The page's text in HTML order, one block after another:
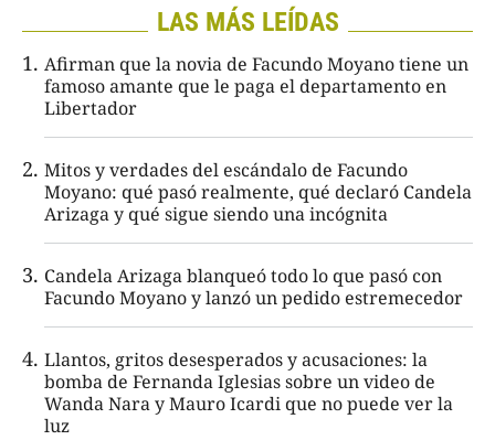
LAS MÁS LEÍDAS
Afirman que la novia de Facundo Moyano tiene un
famoso amante que le paga el departamento en
Libertador
Mitos y verdades del escándalo de Facundo
Moyano: qué pasó realmente, qué declaró Candela
Arizaga y qué sigue siendo una incógnita
Candela Arizaga blanqueó todo lo que pasó con
Facundo Moyano y lanzó un pedido estremecedor
Llantos, gritos desesperados y acusaciones: la
bomba de Fernanda Iglesias sobre un video de
Wanda Nara y Mauro Icardi que no puede ver la
luz